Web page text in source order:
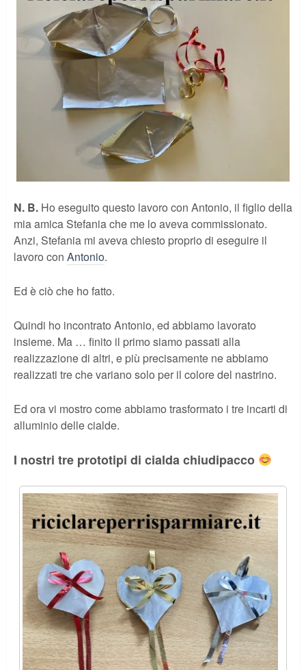
N. B. Ho eseguito questo lavoro con Antonio, il figlio della
mia amica Stefania che me lo aveva commissionato.
Anzi, Stefania mi aveva chiesto proprio di eseguire il
lavoro con Antonio.
Ed è ciò che ho fatto.
Quindi ho incontrato Antonio, ed abbiamo lavorato
insieme. Ma … finito il primo siamo passati alla
realizzazione di altri, e più precisamente ne abbiamo
realizzati tre che variano solo per il colore del nastrino.
Ed ora vi mostro come abbiamo trasformato i tre incarti di
alluminio delle cialde.
I nostri tre prototipi di cialda chiudipacco